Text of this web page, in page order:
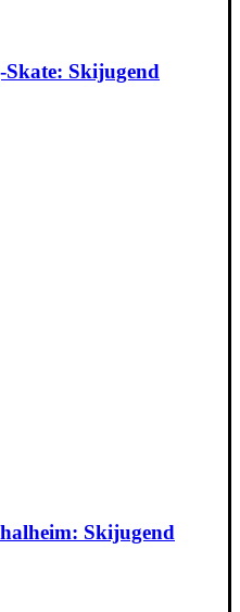
Skijugend
Skijugend